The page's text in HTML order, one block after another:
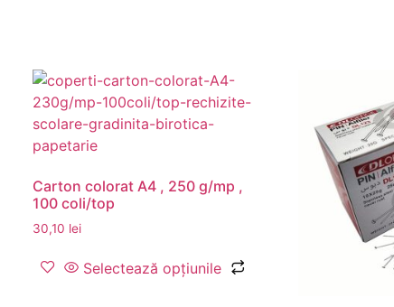
Carton colorat A4 , 250 g/mp ,
100 coli/top
30,10 lei
Selectează opțiunile